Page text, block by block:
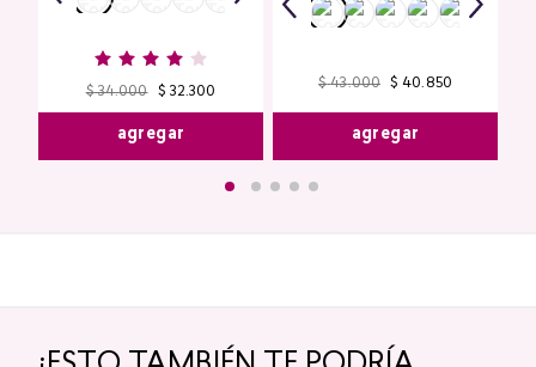
$ 34.000 $ 32.300
agregar
$ 43.000 $ 40. 850
agregar